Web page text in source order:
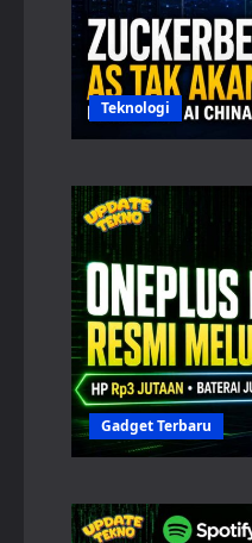
Teknologi
Gadget Terbaru